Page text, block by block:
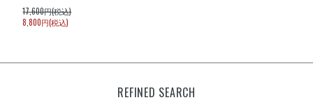
17,600円(税込)
8,800円(税込)
REFINED SEARCH